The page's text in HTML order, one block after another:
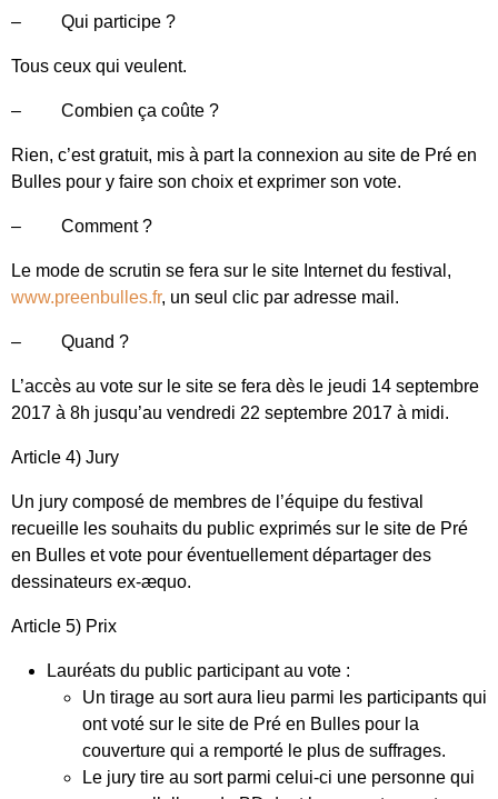
– Qui participe ?
Tous ceux qui veulent.
– Combien ça coûte ?
Rien, c’est gratuit, mis à part la connexion au site de Pré en
Bulles pour y faire son choix et exprimer son vote.
– Comment ?
Le mode de scrutin se fera sur le site Internet du festival,
www.preenbulles.fr, un seul clic par adresse mail.
– Quand ?
L’accès au vote sur le site se fera dès le jeudi 14 septembre
2017 à 8h jusqu’au vendredi 22 septembre 2017 à midi.
Article 4) Jury
Un jury composé de membres de l’équipe du festival
recueille les souhaits du public exprimés sur le site de Pré
en Bulles et vote pour éventuellement départager des
dessinateurs ex-æquo.
Article 5) Prix
Lauréats du public participant au vote :
Un tirage au sort aura lieu parmi les participants qui
ont voté sur le site de Pré en Bulles pour la
couverture qui a remporté le plus de suffrages.
Le jury tire au sort parmi celui-ci une personne qui